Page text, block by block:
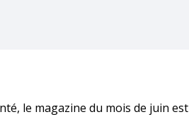
le magazine du mois de juin est